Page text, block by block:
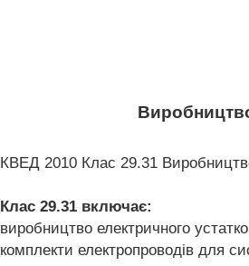
КВЕД 2010 Клас 29.31 Виробництво
Клас 29.31 включає:
виробництво електричного
комплекти електропроводів для